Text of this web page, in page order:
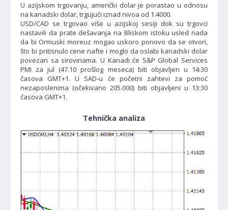
U azijskom trgovanju, američki dolar je porastao u odnosu
na kanadski dolar, trgujući iznad nivoa od 1.4000.
USD/CAD se trgovao više u azijskoj sesiji dok su trgovci
nastavili da prate dešavanja na Bliskom istoku usled nada
da bi Ormuski moreuz mogao uskoro ponovo da se otvori,
što bi pritisnulo cene nafte i moglo da oslabi kanadski dolar
povezan sa sirovinama. U Kanadi će S&P Global Services
PMI za jul (47.10 prošlog meseca) biti objavljen u 14:30
časova GMT+1. U SAD-u će početni zahtevi za pomoć
nezaposlenima (očekivano 205.000) biti objavljeni u 13:30
časova GMT+1.
Tehnička analiza